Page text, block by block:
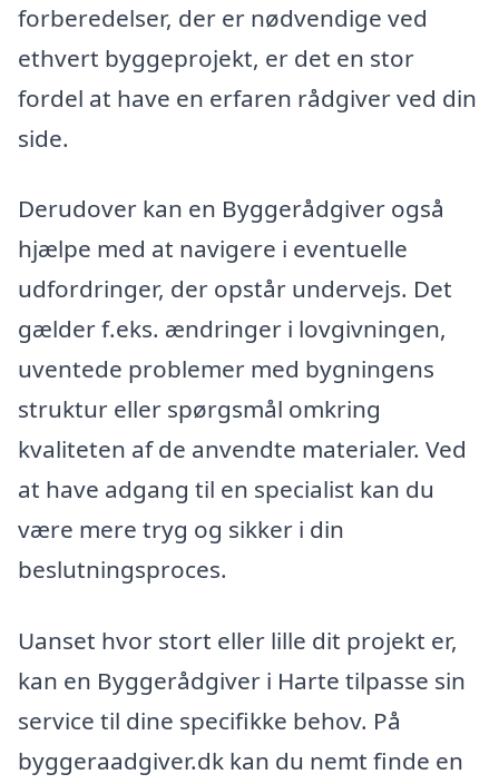
forberedelser, der er nødvendige ved
ethvert byggeprojekt, er det en stor
fordel at have en erfaren rådgiver ved din
side.
Derudover kan en Byggerådgiver også
hjælpe med at navigere i eventuelle
udfordringer, der opstår undervejs. Det
gælder f.eks. ændringer i lovgivningen,
uventede problemer med bygningens
struktur eller spørgsmål omkring
kvaliteten af de anvendte materialer. Ved
at have adgang til en specialist kan du
være mere tryg og sikker i din
beslutningsproces.
Uanset hvor stort eller lille dit projekt er,
kan en Byggerådgiver i Harte tilpasse sin
service til dine specifikke behov. På
byggeraadgiver.dk kan du nemt finde en